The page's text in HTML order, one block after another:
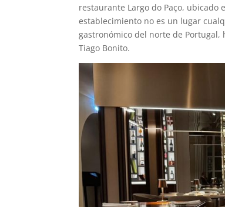
restaurante Largo do Paço, ubicado
establecimiento no es un lugar
gastronómico del norte de Portugal,
Tiago Bonito.